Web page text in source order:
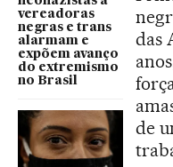
vereadoras
negras e trans
alarmam e
expõem avanço
do extremismo
no Brasil
das
de